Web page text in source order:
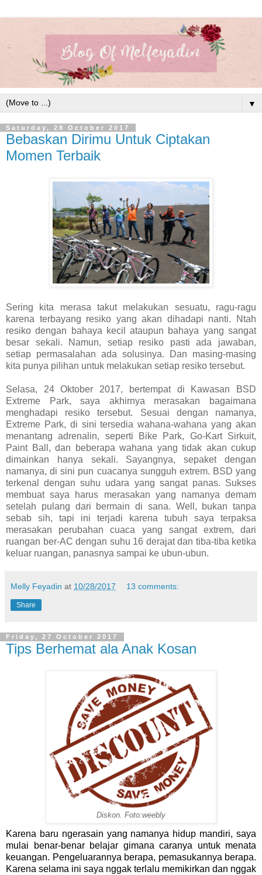
▼
Saturday, 28 October 2017
Bebaskan Dirimu Untuk Ciptakan
Momen Terbaik
Sering kita merasa takut melakukan sesuatu, ragu-ragu
karena terbayang resiko yang akan dihadapi nanti. Ntah
resiko dengan bahaya kecil ataupun bahaya yang sangat
besar sekali. Namun, setiap resiko pasti ada jawaban,
setiap permasalahan ada solusinya. Dan masing-masing
kita punya pilihan untuk melakukan setiap resiko tersebut.
Selasa, 24 Oktober 2017, bertempat di Kawasan BSD
Extreme Park, saya akhirnya merasakan bagaimana
menghadapi resiko tersebut. Sesuai dengan namanya,
Extreme Park, di sini tersedia wahana-wahana yang akan
menantang adrenalin, seperti Bike Park, Go-Kart Sirkuit,
Paint Ball, dan beberapa wahana yang tidak akan cukup
dimainkan hanya sekali. Sayangnya, sepaket dengan
namanya, di sini pun cuacanya sungguh extrem. BSD yang
terkenal dengan suhu udara yang sangat panas. Sukses
membuat saya harus merasakan yang namanya demam
setelah pulang dari bermain di sana. Well, bukan tanpa
sebab sih, tapi ini terjadi karena tubuh saya terpaksa
merasakan perubahan cuaca yang sangat extrem, dari
ruangan ber-AC dengan suhu 16 derajat dan tiba-tiba ketika
keluar ruangan, panasnya sampai ke ubun-ubun.
Melly Feyadin at 10/28/2017 13 comments:
Share
Friday, 27 October 2017
Tips Berhemat ala Anak Kosan
Diskon. Foto:weebly
Karena baru ngerasain yang namanya hidup mandiri, saya
mulai benar-benar belajar gimana caranya untuk menata
keuangan. Pengeluarannya berapa, pemasukannya berapa.
Karena selama ini saya nggak terlalu memikirkan dan nggak